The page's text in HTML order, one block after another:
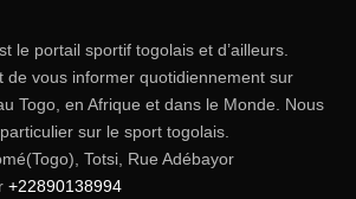
le portail sportif togolais et d’ailleurs.
de vous informer quotidiennement sur
Togo, en Afrique et dans le Monde. Nous
sur le sport togolais.
Totsi, Rue Adébayor
+22890138994